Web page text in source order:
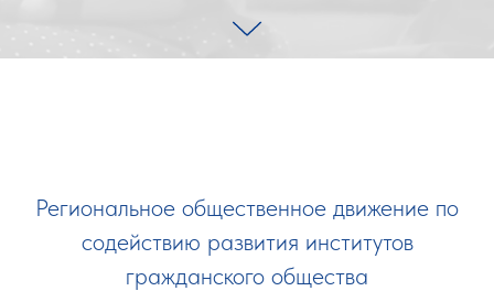
Региональное общественное движение по
содействию развития институтов
гражданского общества